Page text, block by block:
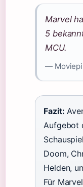
Marvel
5
MCU.
—
Fazit:
Aufgebot
Doom,
Helden,
Für